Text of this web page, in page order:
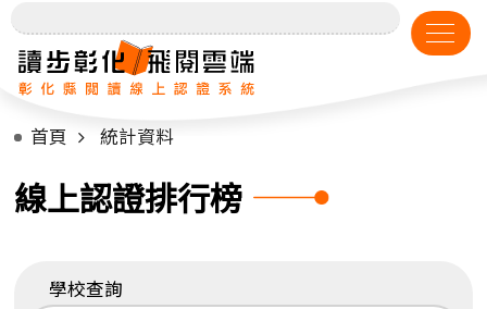
首頁 統計資料
線上認證排行榜
學校查詢